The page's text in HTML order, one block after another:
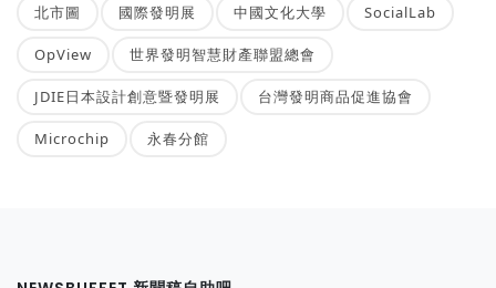
北市圖 國際發明展 中國文化大學 SocialLab
OpView 世界發明智慧財產聯盟總會
JDIE日本設計創意暨發明展 台灣發明商品促進協會
Microchip 永春分館